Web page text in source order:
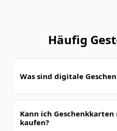
Häufig
Was sind digitale
Kann ich
kaufen?